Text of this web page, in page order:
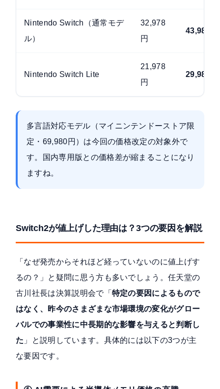
Nintendo Switch（通常モデ
ル）
32,978
円
43,980円
Nintendo Switch Lite
21,978
円
29,980円
多言語対応モデル（マイニンテンドーストア限
定・69,980円）は今回の価格改定の対象外で
す。国内専用版との価格差が縮まることになり
ますね。
Switch2が値上げした理由は？3つの要因を解説
「なぜ発売からそれほど経っていないのに値上げす
るの？」と疑問に思う方も多いでしょう。任天堂の
古川社長は決算説明会で「 特定の要因によるもので
はなく、昨今のさまざまな市場環境の変化がグロー
バルでの事業性に中長期的な影響を与えると判断し
た 」と説明しています。具体的には以下の3つが主
な要因です。